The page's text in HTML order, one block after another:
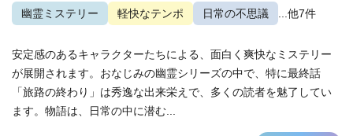
幽霊ミステリー 軽快なテンポ 日常の不思議 ...他7件
安定感のあるキャラクターたちによる、面白く爽快なミステリー
が展開されます。おなじみの幽霊シリーズの中で、特に最終話
「旅路の終わり」は秀逸な出来栄えで、多くの読者を魅了してい
ます。物語は、日常の中に潜む...